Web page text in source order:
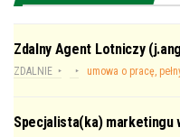
Zdalny Agent Lotniczy
ZDALNIE umowa o pracę,
Specjalista(ka) marketingu